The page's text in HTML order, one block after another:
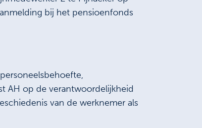
bij het pensioenfonds
AH op de verantwoordelijkheid
van de werknemer als